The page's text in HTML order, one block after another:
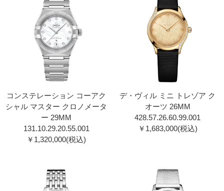
コンステレーション コーアク
シャル マスター クロノメータ
ー 29MM
131.10.29.20.55.001
￥1,320,000(税込)
デ・ヴィル ミニ トレゾア ク
オーツ 26MM
428.57.26.60.99.001
￥1,683,000(税込)